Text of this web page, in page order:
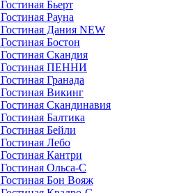
Гостиная Бьерт
Гостиная Рауна
Гостиная Дания NEW
Гостиная Бостон
Гостиная Скандия
Гостиная ПЕННИ
Гостиная Гранада
Гостиная Викинг
Гостиная Скандинавия
Гостиная Балтика
Гостиная Бейли
Гостиная Лебо
Гостиная Кантри
Гостиная Ольса-С
Гостиная Бон Вояж